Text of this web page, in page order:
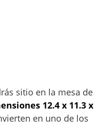
sitio en la mesa de
12.4 x 11.3 x
en uno de los